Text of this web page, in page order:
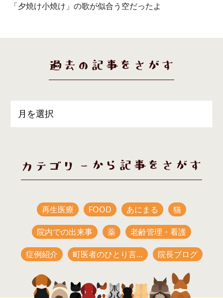
「夕焼け小焼け」の歌が似合う空だったよ
過去の記事をさがす
カテゴリーから記事をさがす
再生医療 FOOD あにまる 猫
院内での出来事 薬 老齢管理・看護
症例紹介 町医者のひとり言… 院長ブログ